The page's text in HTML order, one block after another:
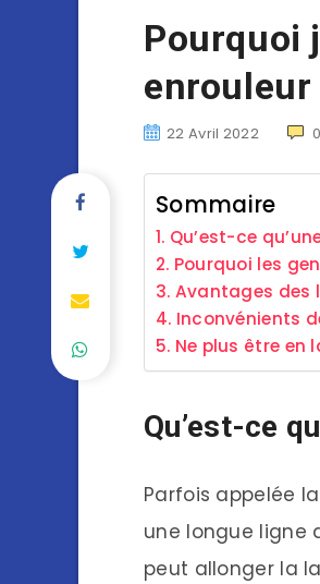
Pourquoi
enrouleur
22 Avril 2022 0
Sommaire
Qu’est-ce
Pourquoi les
Avantages des
Inconvénients
Ne plus être en
Qu’est-ce
Parfois appelée
une longue ligne
peut allonger la